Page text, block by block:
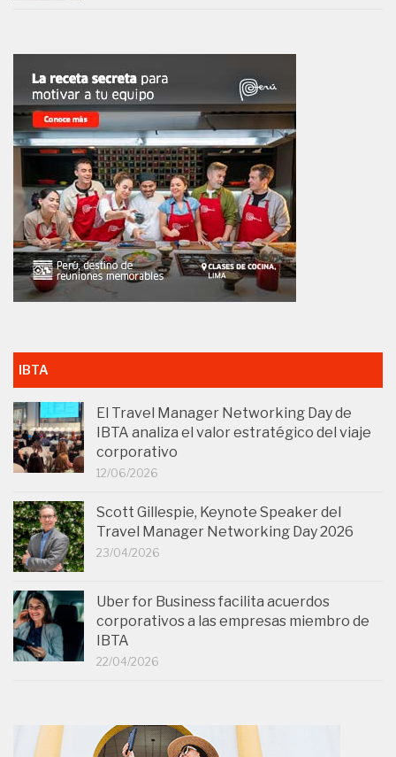
IBTA
El Travel Manager Networking Day de
IBTA analiza el valor estratégico del viaje
corporativo
12/06/2026
Scott Gillespie, Keynote Speaker del
Travel Manager Networking Day 2026
23/04/2026
Uber for Business facilita acuerdos
corporativos a las empresas miembro de
IBTA
22/04/2026